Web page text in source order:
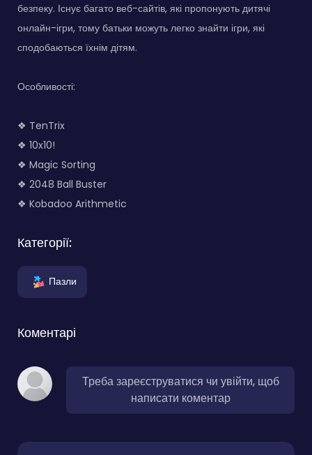
безпеку. Існує багато веб-сайтів, які пропонують дитячі
онлайн-ігри, тому батьки можуть легко знайти ігри, які
сподобаються їхнім дітям.
Особливості:
❖ TenTrix
❖ 10x10!
❖ Magic Sorting
❖ 2048 Ball Buster
❖ Kobadoo Arithmetic
Категорії:
Пазли
Коментарі
Треба зареєструватися чи увійти, щоб
написати коментар